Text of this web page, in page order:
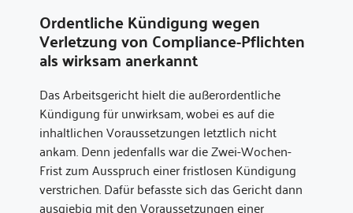
Ordentliche Kündigung wegen
Verletzung von Compliance-Pflichten
als wirksam anerkannt
Das Arbeitsgericht hielt die außerordentliche
Kündigung für unwirksam, wobei es auf die
inhaltlichen Voraussetzungen letztlich nicht
ankam. Denn jedenfalls war die Zwei-Wochen-
Frist zum Ausspruch einer fristlosen Kündigung
verstrichen. Dafür befasste sich das Gericht dann
ausgiebig mit den Voraussetzungen einer